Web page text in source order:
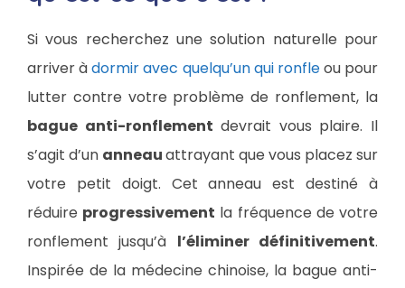
Si vous recherchez une solution naturelle pour
arriver àdormir avec quelqu’un qui ronfleou pour
lutter contre votre problème de ronflement, la
bague anti-ronflement devrait vous plaire. Il
s’agit d’un anneauattrayant que vous placez sur
votre petit doigt. Cet anneau est destiné à
réduire progressivement la fréquence de votre
ronflement jusqu’à l’éliminer définitivement.
Inspirée de la médecine chinoise, la bague anti-